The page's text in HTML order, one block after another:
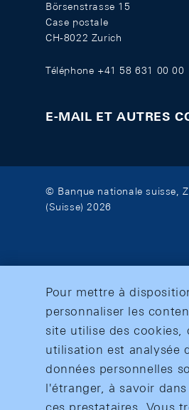
Börsenstrasse 15
Case postale
CH-8022 Zurich
Téléphone +41 58 631 00 00
E-MAIL ET AUTRES
© Banque nationale suisse,
(Suisse) 2026
Pour mettre à
personnaliser les
site utilise des cookies,
utilisation est analysée
données personnelles
l'étranger, à savoir